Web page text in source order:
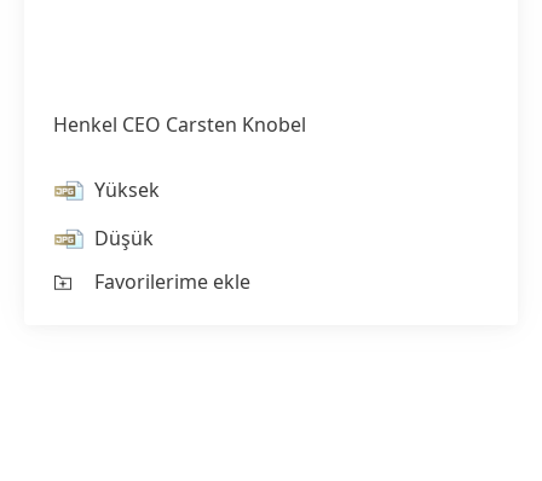
Henkel CEO Carsten Knobel
Yüksek
Düşük
Favorilerime ekle